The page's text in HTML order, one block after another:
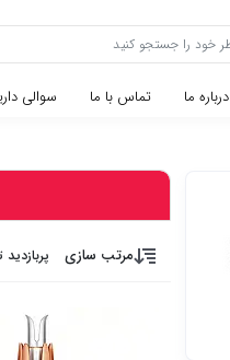
درباره ما تماس با ما سوالی
مرتب سازی